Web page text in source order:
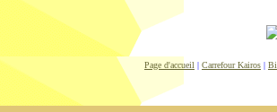
Page d'accueil | Carrefour Kairos |